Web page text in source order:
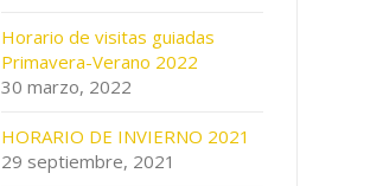
Horario de visitas guiadas
Primavera-Verano 2022
30 marzo, 2022
HORARIO DE INVIERNO 2021
29 septiembre, 2021